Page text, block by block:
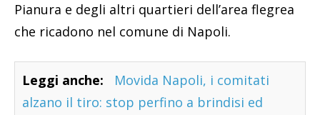
Pianura e degli altri quartieri dell’area flegrea
che ricadono nel comune di Napoli.
Leggi anche:
Movida Napoli, i comitati
alzano il tiro: stop perfino a brindisi ed